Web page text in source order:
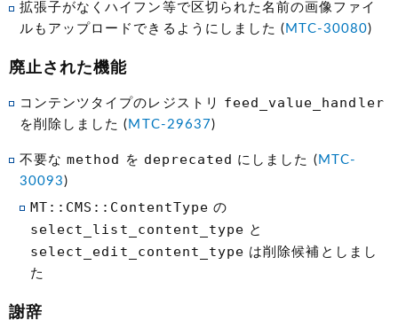
拡張子がなくハイフン等で区切られた名前の画像ファイ
ルもアップロードできるようにしました ( MTC-30080)
廃止された機能
コンテンツタイプのレジストリ feed_value_handler
を削除しました ( MTC-29637 )
不要なmethod を deprecated にしました ( MTC-
30093 )
MT::CMS::ContentType の
select_list_content_type と
select_edit_content_type は削除候補としまし
た
謝辞